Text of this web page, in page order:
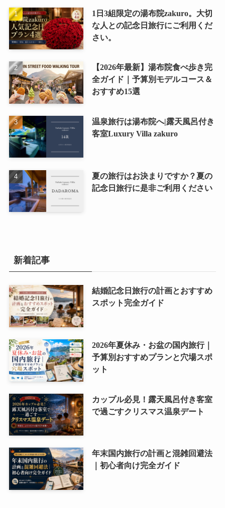
1日3組限定の湯布院zakuro。大切
な人との記念日旅行にご利用くだ
さい。
【2026年最新】湯布院食べ歩き完
全ガイド｜予算別モデルコース＆
おすすめ15選
温泉旅行は湯布院へ|露天風呂付き
客室Luxury Villa zakuro
夏の旅行はお決まりですか？夏の
記念日旅行に是非ご利用ください
新着記事
結婚記念日旅行の計画とおすすめ
スポット完全ガイド
2026年夏休み・お盆の国内旅行｜
予算別おすすめプランと穴場スポ
ット
カップル必見！露天風呂付き客室
で過ごすクリスマス温泉デート
年末国内旅行の計画と混雑回避法
｜初心者向け完全ガイド